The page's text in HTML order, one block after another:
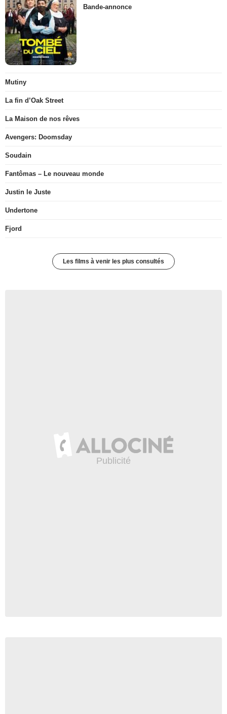
Bande-annonce
Mutiny
La fin d’Oak Street
La Maison de nos rêves
Avengers: Doomsday
Soudain
Fantômas – Le nouveau monde
Justin le Juste
Undertone
Fjord
Les films à venir les plus consultés